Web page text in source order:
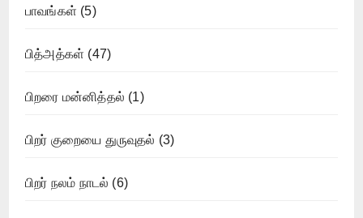
பாவங்கள் (5)
பித்அத்கள் (47)
பிறரை மன்னித்தல் (1)
பிறர் குறையை துருவுதல் (3)
பிறர் நலம் நாடல் (6)